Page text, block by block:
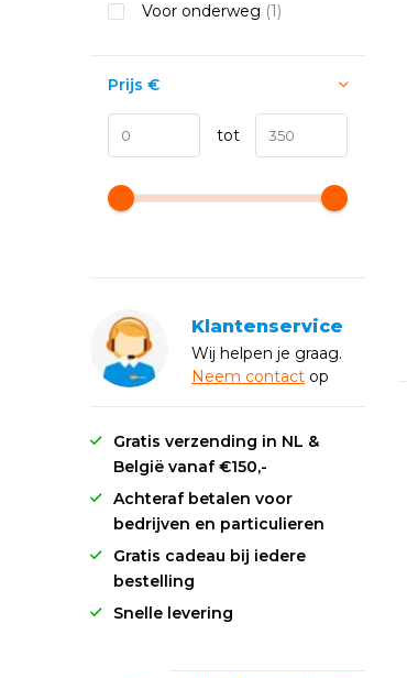
Voor onderweg (1)
Prijs €
tot
Klantenservice
Wij helpen je graag.
Neem contact op
Gratis verzending in NL &
België vanaf €150,-
Achteraf betalen voor
bedrijven en particulieren
Gratis cadeau bij iedere
bestelling
Snelle levering